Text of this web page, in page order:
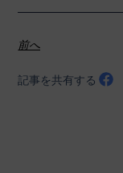
前へ
記事を共有する